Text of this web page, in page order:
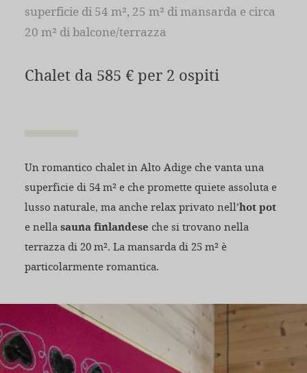
superficie di 54 m², 25 m² di mansarda e circa
20 m² di balcone/terrazza
Chalet da 585 € per 2 ospiti
Un romantico chalet in Alto Adige che vanta una
superficie di 54 m² e che promette quiete assoluta e
lusso naturale, ma anche relax privato nell’hot pot
e nella sauna finlandese che si trovano nella
terrazza di 20 m². La mansarda di 25 m² è
particolarmente romantica.